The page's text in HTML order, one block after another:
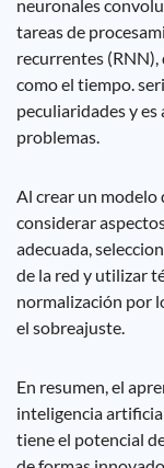
neuronales
tareas de
recurrentes (RNN),
como el tiempo.
peculiaridades y
problemas.
Al crear un modelo
considerar
adecuada,
de la red y utilizar
normalización por
el sobreajuste.
En resumen, el
inteligencia
tiene el potencial